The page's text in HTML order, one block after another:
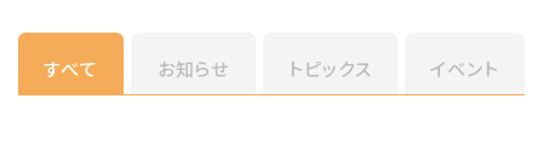
すべて お知らせ トピックス イベント